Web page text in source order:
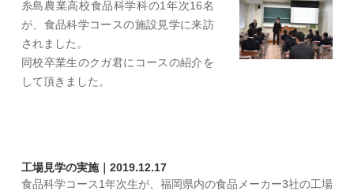
糸島農業高校食品科学科の1年次16名
が、食品科学コースの施設見学に来訪
されました。
同校卒業生のクガ君にコースの紹介を
して頂きました。
工場見学の実施｜2019.12.17
食品科学コース1年次生が、福岡県内の食品メーカー3社の工場